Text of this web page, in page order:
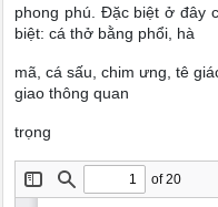
phong phú. Đặc biệt ở đây
biệt: cá thở bằng phổi, hà
mã, cá sấu, chim ưng, tê
giao thông quan
trọng